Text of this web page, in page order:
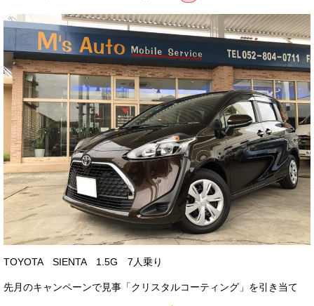
店舗情報
会社概要
トップメッセージ
スタッフ紹介
ブログ
イベント
ニュース
スタッフブログ
お客様の声
TOYOTA SIENTA 1.5G 7人乗り
先月のキャンペーンで見事「クリスタルコーティング」を引き当て